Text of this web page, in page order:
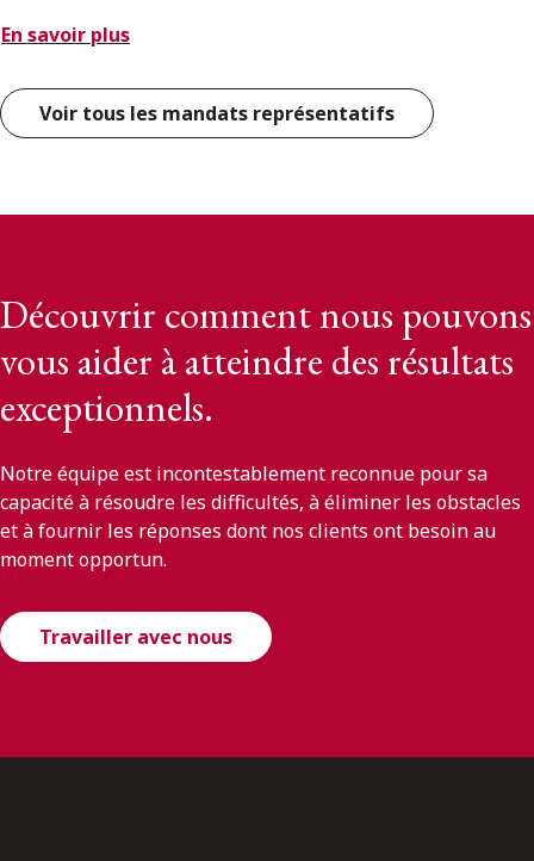
En savoir plus
Voir tous les mandats représentatifs
Découvrir comment nous pouvons
vous aider à atteindre des résultats
exceptionnels.
Notre équipe est incontestablement reconnue pour sa
capacité à résoudre les difficultés, à éliminer les obstacles
et à fournir les réponses dont nos clients ont besoin au
moment opportun.
Travailler avec nous